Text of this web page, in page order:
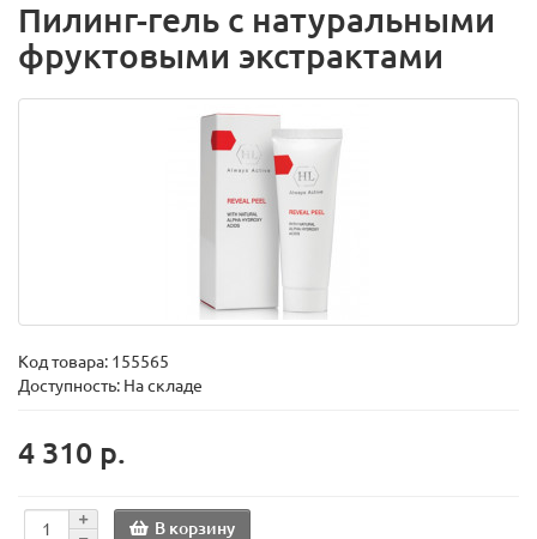
Пилинг-гель с натуральными
фруктовыми экстрактами
Код товара: 155565
Доступность: На складе
4 310 р.
В корзину